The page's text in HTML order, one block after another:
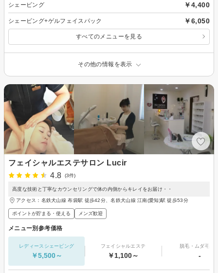
シェービング ￥4,400
シェービング+ゲルフェイスパック ￥6,050
すべてのメニューを見る
その他の情報を表示
フェイシャルエステサロン Lucir
4.8
(3件)
高度な技術と丁寧なカウンセリングで体の内側からキレイをお届け・・
アクセス：名鉄犬山線 布袋駅 徒歩42分、名鉄犬山線 江南(愛知)駅 徒歩53分
ポイントが貯まる・使える メンズ歓迎
メニュー別参考価格
レディースシェービング
￥5,500～
フェイシャルエステ
￥1,100～
脱毛・ムダ毛処
-